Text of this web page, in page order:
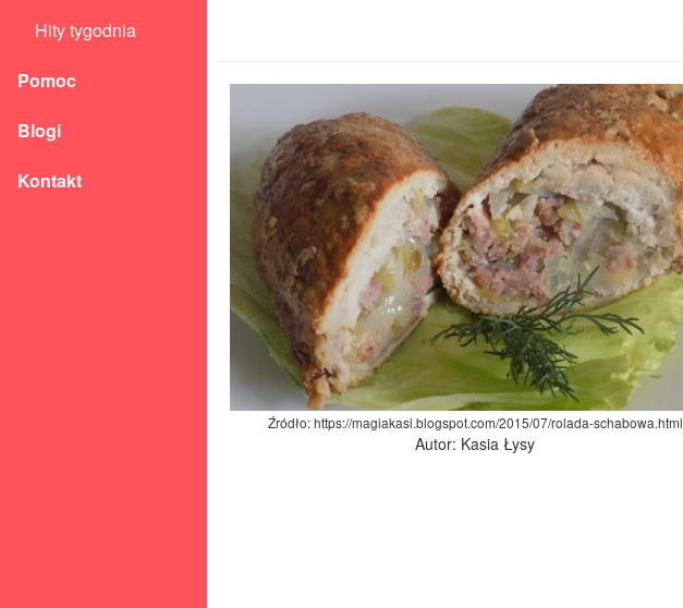
Hity tygodnia
Pomoc
Blogi
Kontakt
Źródło: https://magiakasi.blogspot.com/2015/07/rolada-schabowa.html
Autor: Kasia Łysy